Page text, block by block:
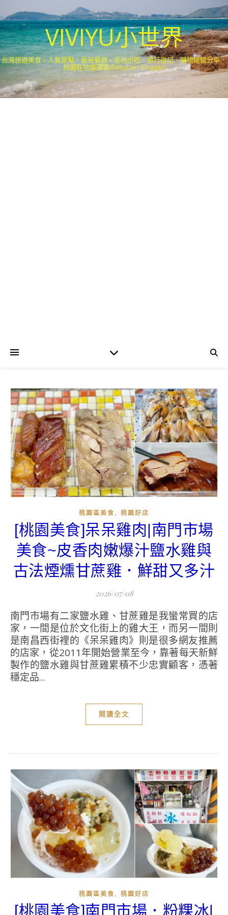
VIVIYU小世界
台灣旅遊美食、人氣景點、最新餐廳、各地小吃、旅行遊記、購物經驗分享．
桃園在地部落客(Taoyuan Blogger)
桃園區美食 , 桃園好店
[桃園美食]呆呆雞肉|南門市場
美食~皮香肉嫩爆汁鹽水雞與
古法煙燻甘蔗雞．鮮甜又多汁
2026/07/08
南門市場有二家鹽水雞、甘蔗雞是我蠻常買的店
家，一間是位於文化街上的雞大王，而另一間則
是南昌西街裡的《呆呆雞肉》則是很多網友推薦
的店家，從2011年開始營業至今，靠著每天新鮮
製作的鹽水雞與甘蔗雞累積不少忠實顧客，憑著
穩定品...
閱讀全文
桃園區美食 , 桃園好店
[桃園美食]南門市場．粉粿冰|